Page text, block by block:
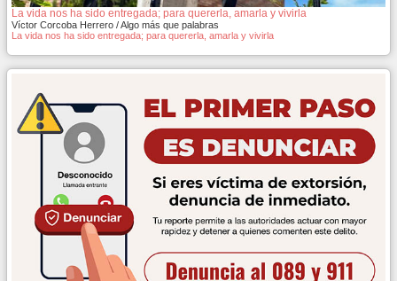
La vida nos ha sido entregada; para quererla, amarla y vivirla
Víctor Corcoba Herrero / Algo más que palabras
La vida nos ha sido entregada; para quererla, amarla y vivirla